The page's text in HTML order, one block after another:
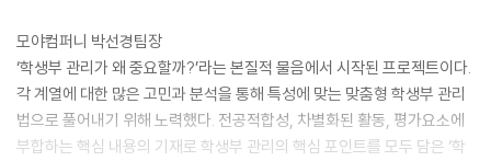
모야컴퍼니 박선경팀장
‘학생부 관리가 왜 중요할까?’라는 본질적 물음에서 시작된 프로젝트이다.
각 계열에 대한 많은 고민과 분석을 통해 특성에 맞는 맞춤형 학생부 관리
법으로 풀어내기 위해 노력했다. 전공적합성, 차별화된 활동, 평가요소에
부합하는 핵심 내용의 기재로 학생부 관리의 핵심 포인트를 모두 담은 ‘학